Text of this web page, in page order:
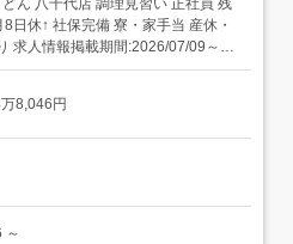
調理見習い 正社員 残
日休↑ 社保完備 寮・家⼿当 産休・
より徒歩2...
8,046円
～